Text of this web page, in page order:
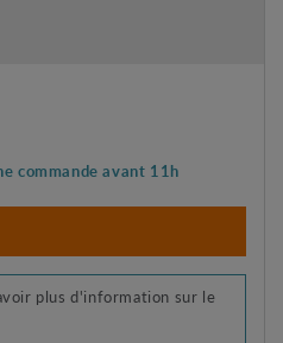
commande avant 11h
plus d'information sur le